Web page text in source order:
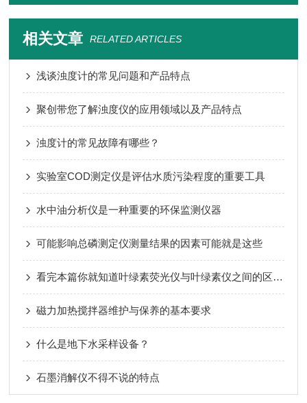
相关文章 RELATED ARTICLES
浅谈浊度计的常见问题和产品特点
聚创带您了解浊度仪的应用领域以及产品特点
浊度计的常见故障有哪些？
实验室COD测定仪是评估水质污染程度的重要工具
水中油分析仪是一种重要的环保监测仪器
可能影响总磷测定仪测量结果的因素可能就是这些
看完本篇你就知道叶绿素荧光仪与叶绿素仪之间的区别了
磁力加热搅拌器维护与保养的基本要求
什么是地下水采样设备？
石墨消解仪不得不说的特点